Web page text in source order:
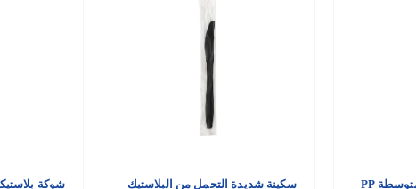
ملعقة بلاستيكية بحجم متوسطة PP
سكينة شديدة التحمل من البلاستيك
شوكة